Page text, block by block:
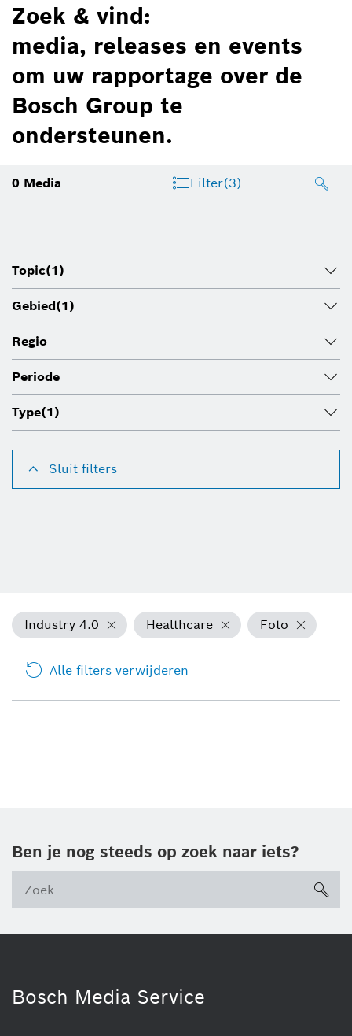
Zoek & vind:
media, releases en events
om uw rapportage over de
Bosch Group te
ondersteunen.
0 Media Filter(3)
Topic(1)
Gebied(1)
Regio
Periode
Type(1)
Sluit filters
Industry 4.0 Healthcare Foto
Alle filters verwijderen
Ben je nog steeds op zoek naar iets?
Bosch Media Service